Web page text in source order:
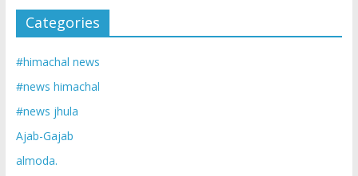
Categories
#himachal news
#news himachal
#news jhula
Ajab-Gajab
almoda.